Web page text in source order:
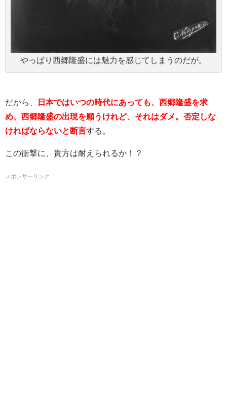
やっぱり西郷隆盛には魅力を感じてしまうのだが。
だから、
日本ではいつの時代にあっても、西郷隆盛を求
め、西郷隆盛の出現を願うけれど、それはダメ。否定しな
ければならないと断言する。
この衝撃に、貴方は耐えられるか！？
スポンサーリンク